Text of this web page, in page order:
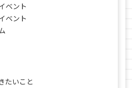
ベント
ベント
たいこと